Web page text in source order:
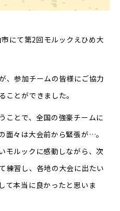
にて第2回モルックえひめ大
、参加チームの皆様にご協力
ことができました。
ことで、全国の強豪チームに
面々は大会前から緊張が…。
モルックに感動しながら、次
練習し、各地の大会に出たい
て本当に良かったと思いま